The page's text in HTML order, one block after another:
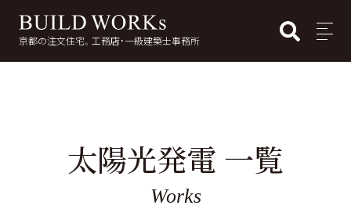
京都の注文住宅。工務店・一級建築士事務所 MENU
太陽光発電 一覧
Works